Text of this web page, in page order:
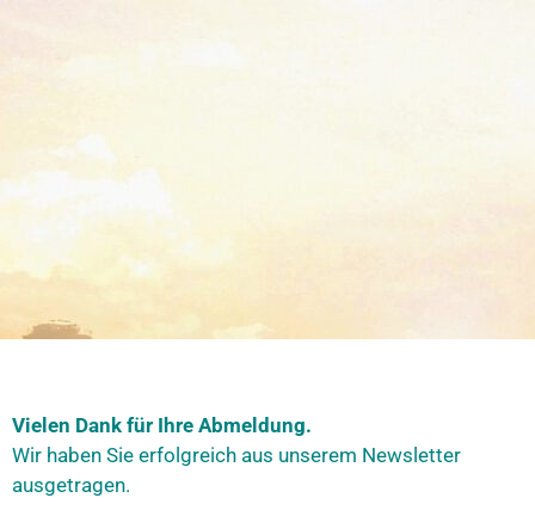
Vielen Dank für Ihre Abmeldung.
Wir haben Sie erfolgreich aus unserem Newsletter
ausgetragen.